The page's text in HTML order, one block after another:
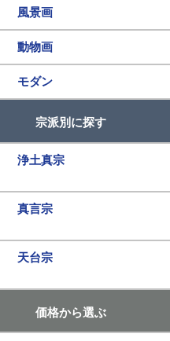
風景画
動物画
モダン
宗派別に探す
浄土真宗
真言宗
天台宗
価格から選ぶ